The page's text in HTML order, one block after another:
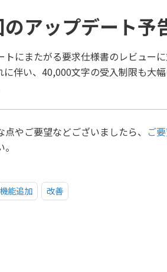
アップデート予
トにまたがる要求仕様書のレビュー
に伴い、40,000文字の受入制限も大
点やご要望などございましたら、 ご
機能追加 改善